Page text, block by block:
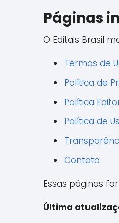
Páginas
O Editais Brasil
Termos de
Política de
Política
Política de
Contato
Essas páginas
Última